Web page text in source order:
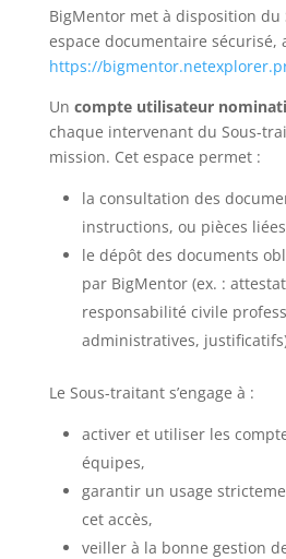
BigMentor met à disposition
espace documentaire sécurisé,
https://
Un compte utilisateur
chaque intervenant du Sous-
mission. Cet espace permet :
la consultation des
instructions, ou pièces
le dépôt des documents
par BigMentor (ex. :
responsabilité civile
administratives,
Le Sous-traitant s’engage à :
activer et utiliser les
équipes,
garantir un usage
cet accès,
veiller à la bonne gestion